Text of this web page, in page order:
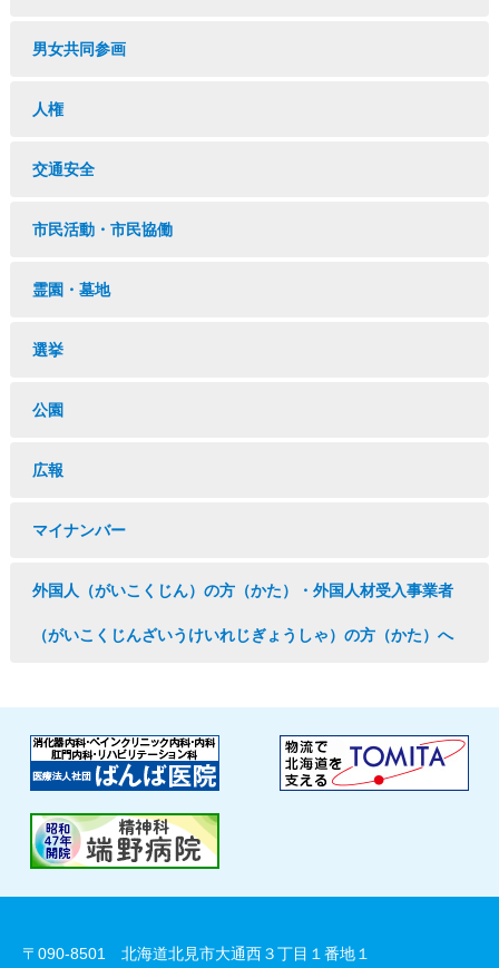
男女共同参画
人権
交通安全
市民活動・市民協働
霊園・墓地
選挙
公園
広報
マイナンバー
外国人（がいこくじん）の方（かた）・外国人材受入事業者
（がいこくじんざいうけいれじぎょうしゃ）の方（かた）へ
〒090-8501 北海道北見市大通西３丁目１番地１